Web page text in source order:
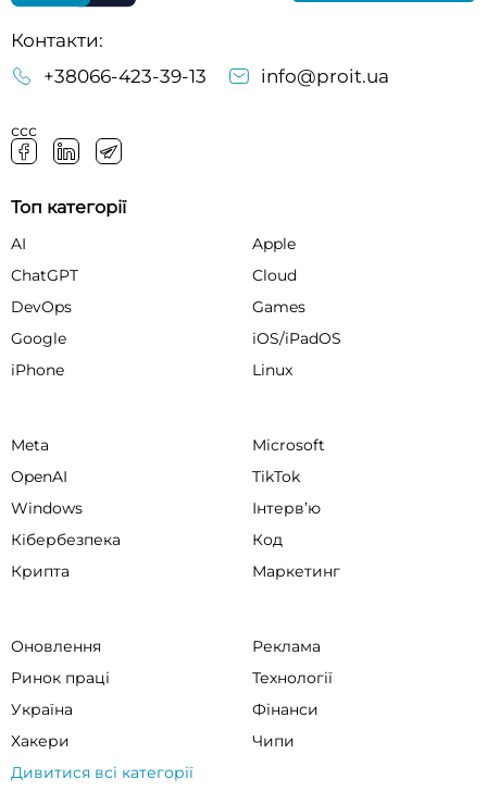
Контакти:
+38066-423-39-13
info@proit.ua
ссс
Топ категорії
AI
Apple
ChatGPT
Cloud
DevOps
Games
Google
iOS/iPadOS
iPhone
Linux
Meta
Microsoft
OpenAI
TikTok
Windows
Інтервʼю
Кібербезпека
Код
Крипта
Маркетинг
Оновлення
Реклама
Ринок праці
Технології
Україна
Фінанси
Хакери
Чипи
Дивитися всі категорії